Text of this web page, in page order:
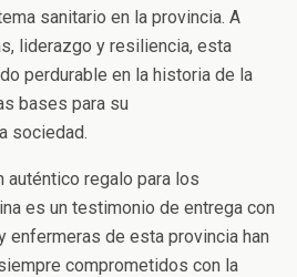
sanitario en la provincia. A
liderazgo y resiliencia, esta
perdurable en la historia de la
bases para su
sociedad.
auténtico regalo para los
es un testimonio de entrega con
enfermeras de esta provincia han
comprometidos con la